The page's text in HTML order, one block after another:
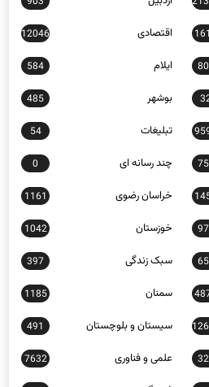
اقتصادی 12046
584
بوشهر 485
تبلیغات 54
چند رسانه ای 0
خراسان رضوی 1161
خوزستان 1042
سبک زندگی 397
سمنان 1185
سیستان و بلوچستان 491
علمی و فناوری 7632
فرهنگ و هنر 23256